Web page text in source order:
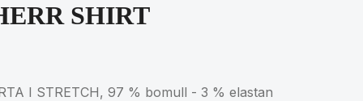
SHIRT
I STRETCH, 97 % bomull - 3 % elastan